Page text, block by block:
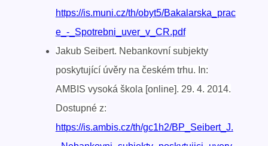
https://is.muni.cz/th/obyt5/Bakalarska_prac
e_-_Spotrebni_uver_v_CR.pdf
Jakub Seibert. Nebankovní subjekty
poskytující úvěry na českém trhu. In:
AMBIS vysoká škola [online]. 29. 4. 2014.
Dostupné z:
https://is.ambis.cz/th/gc1h2/BP_Seibert_J.